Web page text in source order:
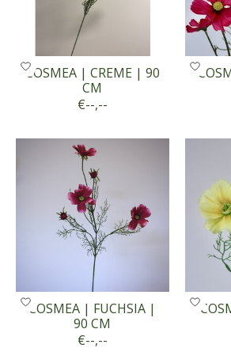
COSMEA | CREME | 90
CM
€--,--
COSMEA | FUCHSIA |
90 CM
€--,--